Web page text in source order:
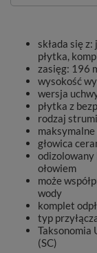
składa się
płytka,
zasięg: 196
wysokość
wersja
płytka z
rodzaj
głowica
odizolowany
ołowiem
może
wody
komplet
typ
Taksonomia
(SC)